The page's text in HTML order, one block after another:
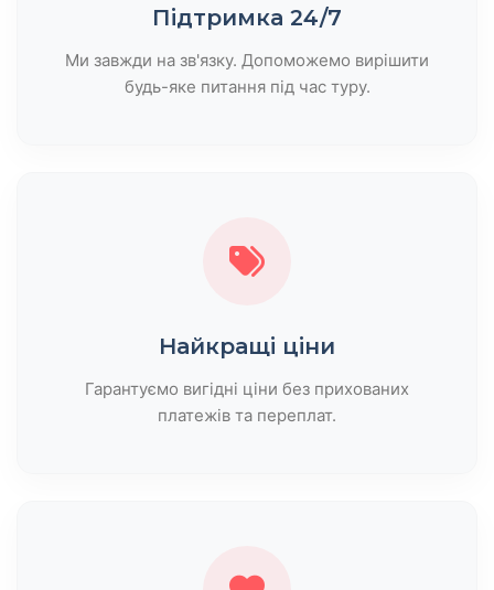
Підтримка 24/7
Ми завжди на зв'язку. Допоможемо вирішити
будь-яке питання під час туру.
Найкращі ціни
Гарантуємо вигідні ціни без прихованих
платежів та переплат.